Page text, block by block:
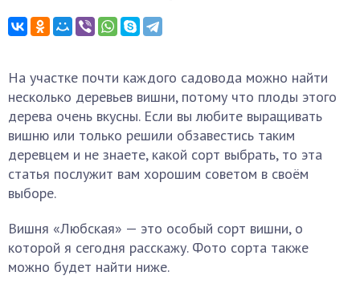
На участке почти каждого садовода можно найти
несколько деревьев вишни, потому что плоды этого
дерева очень вкусны. Если вы любите выращивать
вишню или только решили обзавестись таким
деревцем и не знаете, какой сорт выбрать, то эта
статья послужит вам хорошим советом в своём
выборе.
Вишня «Любская» — это особый сорт вишни, о
которой я сегодня расскажу. Фото сорта также
можно будет найти ниже.